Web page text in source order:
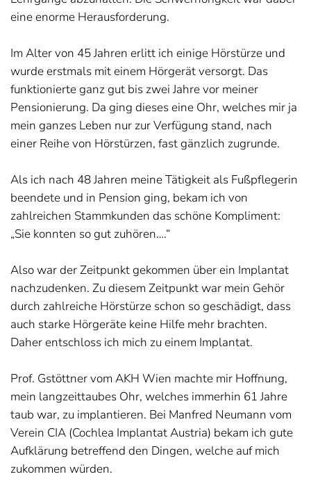
eine enorme Herausforderung.
Im Alter von 45 Jahren erlitt ich einige Hörstürze und
wurde erstmals mit einem Hörgerät versorgt. Das
funktionierte ganz gut bis zwei Jahre vor meiner
Pensionierung. Da ging dieses eine Ohr, welches mir ja
mein ganzes Leben nur zur Verfügung stand, nach
einer Reihe von Hörstürzen, fast gänzlich zugrunde.
Als ich nach 48 Jahren meine Tätigkeit als Fußpflegerin
beendete und in Pension ging, bekam ich von
zahlreichen Stammkunden das schöne Kompliment:
„Sie konnten so gut zuhören….“
Also war der Zeitpunkt gekommen über ein Implantat
nachzudenken. Zu diesem Zeitpunkt war mein Gehör
durch zahlreiche Hörstürze schon so geschädigt, dass
auch starke Hörgeräte keine Hilfe mehr brachten.
Daher entschloss ich mich zu einem Implantat.
Prof. Gstöttner vom AKH Wien machte mir Hoffnung,
mein langzeittaubes Ohr, welches immerhin 61 Jahre
taub war, zu implantieren. Bei Manfred Neumann vom
Verein CIA (Cochlea Implantat Austria) bekam ich gute
Aufklärung betreffend den Dingen, welche auf mich
zukommen würden.